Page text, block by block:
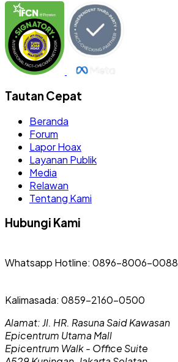
Tautan Cepat
Beranda
Forum
Lapor Hoax
Layanan Publik
Media
Relawan
Tentang Kami
Hubungi Kami
Whatsapp Hotline: 0896-8006-0088
Kalimasada: 0859-2160-0500
Alamat: Jl. HR. Rasuna Said Kawasan
Epicentrum Utama Mall
Epicentrum Walk - Office Suite